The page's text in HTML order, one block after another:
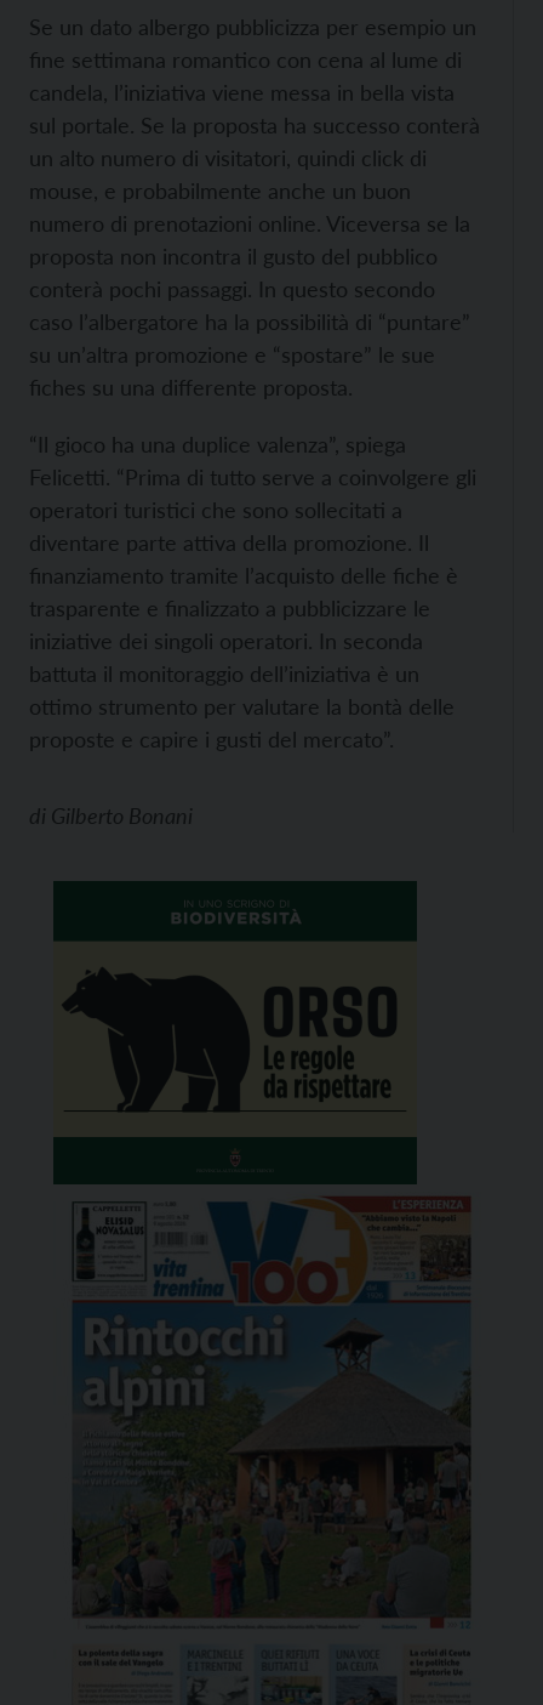
Se un dato albergo pubblicizza per esempio un
fine settimana romantico con cena al lume di
candela, l’iniziativa viene messa in bella vista
sul portale. Se la proposta ha successo conterà
un alto numero di visitatori, quindi click di
mouse, e probabilmente anche un buon
numero di prenotazioni online. Viceversa se la
proposta non incontra il gusto del pubblico
conterà pochi passaggi. In questo secondo
caso l’albergatore ha la possibilità di “puntare”
su un’altra promozione e “spostare” le sue
fiches su una differente proposta.
“Il gioco ha una duplice valenza”, spiega
Felicetti. “Prima di tutto serve a coinvolgere gli
operatori turistici che sono sollecitati a
diventare parte attiva della promozione. Il
finanziamento tramite l’acquisto delle fiche è
trasparente e finalizzato a pubblicizzare le
iniziative dei singoli operatori. In seconda
battuta il monitoraggio dell’iniziativa è un
ottimo strumento per valutare la bontà delle
proposte e capire i gusti del mercato”.
di Gilberto Bonani